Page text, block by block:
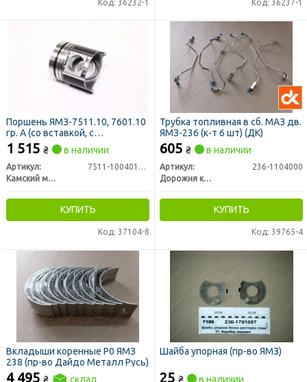
Код: 36232-1 Код: 36237-1
Поршень ЯМЗ-7511.10, 7601.10
гр. А (со вставкой, с
рассекателем, с циковками,
покрытие Molykote) (пр-во
КМЗ)
1 515 ₴ в наличии
Артикул:
7511-1004015-01
Камский моторный завод
КУПИТЬ
Код: 37104-8
Трубка топливная в сб. МАЗ дв.
ЯМЗ-236 (к-т 6 шт) (ДК)
605 ₴ в наличии
Артикул:
236-1104000
Дорожня карта
КУПИТЬ
Код: 39765-4
Вкладыши коренные Р0 ЯМЗ
238 (пр-во Дайдо Металл Русь)
4 495 ₴ склад
Шайба упорная (пр-во ЯМЗ)
25 ₴ в наличии